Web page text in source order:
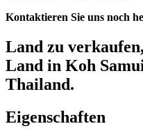
Kontaktieren Sie uns noch
Land zu
Land in Koh
Thailand.
Eigenschaften